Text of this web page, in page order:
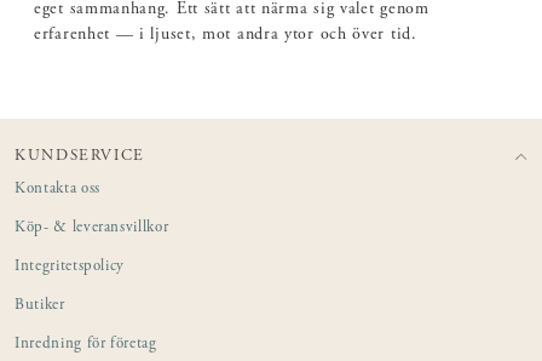
eget sammanhang. Ett sätt att närma sig valet genom
erfarenhet — i ljuset, mot andra ytor och över tid.
KUNDSERVICE
Kontakta oss
Köp- & leveransvillkor
Integritetspolicy
Butiker
Inredning för företag